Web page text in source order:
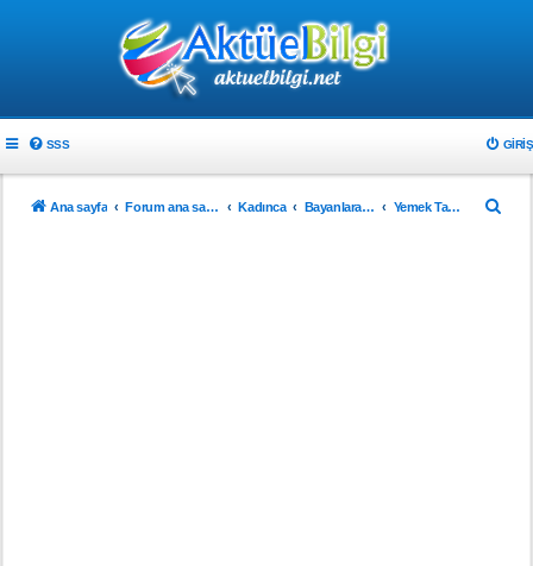
SSS GIRIŞ
Ana sayfa Forum ana sayfa Kadınca Bayanlara Özel Yemek Tarifleri